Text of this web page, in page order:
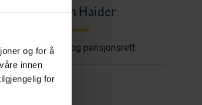
og for å
innen
for
Imran Haider
Trygderett og pensjonsrett